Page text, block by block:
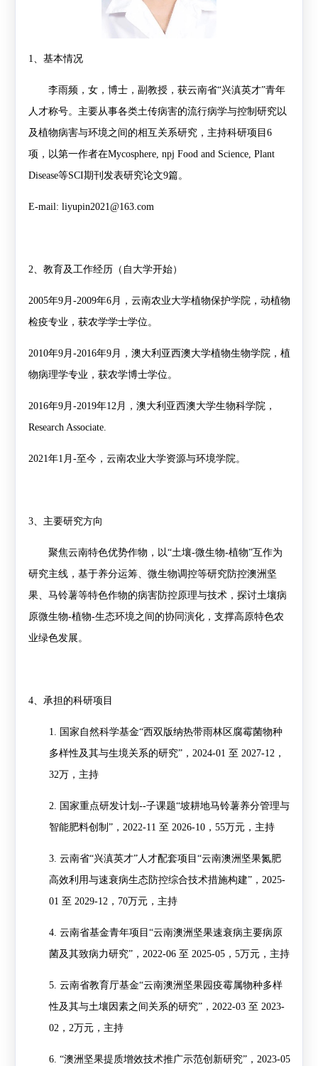
1 、基本情况
李雨频，女，博士，副教授，获云南省“兴滇英才”青年
人才称号。主要从事各类土传病害的流行病学与控制研究以
及植物病害与环境之间的相互关系研究，主持科研项目 6
项，以第一作者在Mycosphere, npj Food and Science, Plant
Disease等SCI期刊发表研究论文9篇。
E-mail: liyupin2021@163.com
2 、教育及工作经历（自大学开始）
2005年9月 -2009年6月，云南农业大学植物保护学院，动植物
检疫专业，获农学学士学位。
2010年9月 -2016年9月，澳大利亚西澳大学植物生物学院，植
物病理学专业，获农学博士学位。
2016年9月 -2019年12 月，澳大利亚西澳大学生物科学院，
Research Associate.
2021年1 月 -至今，云南农业大学资源与环境学院。
3、主要研究方向
聚焦云南特色优势作物，以“土壤-微生物-植物”互作为
研究主线，基于养分运筹、微生物调控等研究防控澳洲坚
果、马铃薯等特色作物的病害防控原理与技术，探讨土壤病
原微生物-植物-生态环境之间的协同演化，支撑高原特色农
业绿色发展。
4、承担的科研项目
1. 国家自然科学基金“西双版纳热带雨林区腐霉菌物种
多样性及其与生境关系的研究”， 2024-01 至 2027-12 ，
32万，主持
2. 国家重点研发计划 --子课题“坡耕地马铃薯养分管理与
智能肥料创制 ”， 2022-11 至 2026-10， 55万元，主持
3. 云南省“兴滇英才”人才配套项目 “云南澳洲坚果氮肥
高效利用与速衰病生态防控综合技术措施构建”， 2025-
01 至 2029-12 ， 70万元，主持
4. 云南省基金青年项目 “云南澳洲坚果速衰病主要病原
菌及其致病力研究”， 2022-06 至 2025-05， 5万元，主持
5. 云南省教育厅基金“云南澳洲坚果园疫霉属物种多样
性及其与土壤因素之间关系的研究”， 2022-03 至 2023-
02 ， 2万元，主持
6. “澳洲坚果提质增效技术推广示范创新研究”， 2023-05